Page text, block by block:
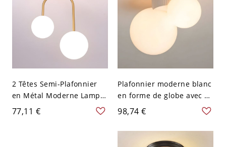
2 Têtes Semi-Plafonnier
en Métal Moderne Lampe
de Plafond à Abat-Jour en
Verre de Sphère - Or 110
77,11 €
Plafonnier moderne blanc
en forme de globe avec 2
lumières pour le salon -
Blanc 110 V-120 V
98,74 €